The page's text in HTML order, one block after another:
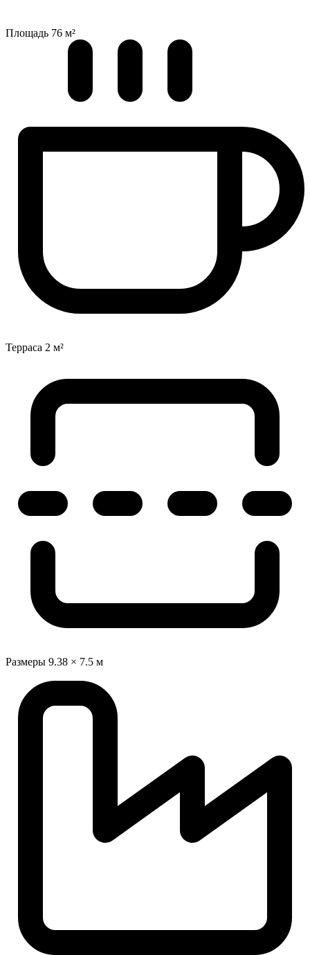
Площадь 76 м²
Терраса 2 м²
Размеры 9.38 × 7.5 м